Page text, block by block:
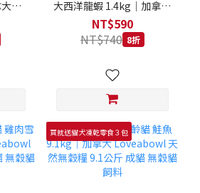
糧
料
大西洋龍蝦 1.4kg｜加拿大
Loveabowl 天然無穀糧
1.4公斤 成犬 無穀狗飼料
NT$590
NT$740 8折
買就送貓犬凍乾零食３包